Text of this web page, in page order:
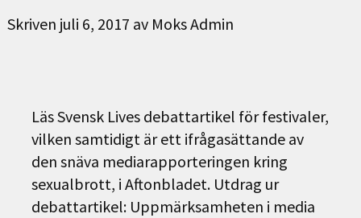
Skriven juli 6, 2017 av Moks Admin
Läs Svensk Lives debattartikel för festivaler,
vilken samtidigt är ett ifrågasättande av
den snäva mediarapporteringen kring
sexualbrott, i Aftonbladet. Utdrag ur
debattartikel: Uppmärksamheten i media